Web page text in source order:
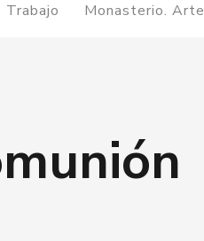
Trabajo Monasterio. Arte